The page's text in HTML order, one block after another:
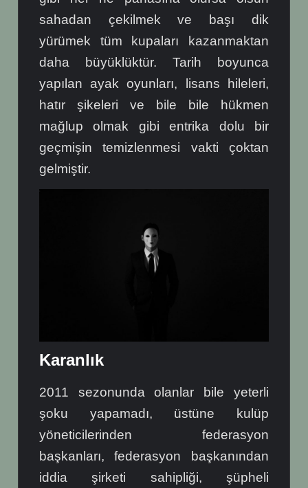
sahadan çekilmek ve başı dik
yürümek tüm kupaları kazanmaktan
daha büyüklüktür. Tarih boyunca
yapılan ayak oyunları, lisans hileleri,
hatır şikeleri ve bile bile hükmen
mağlup olmak gibi entrika dolu bir
geçmişin temizlenmesi vakti çoktan
gelmiştir.
Karanlık
2011 sezonunda olanlar bile yeterli
şoku yapamadı, üstüne kulüp
yöneticilerinden federasyon
başkanları, federasyon başkanından
iddia şirketi sahipliği, şüpheli